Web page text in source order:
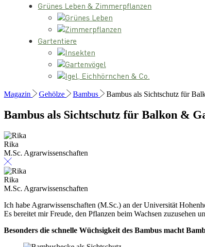
Grünes Leben & Zimmerpflanzen
Grünes Leben
Zimmerpflanzen
Gartentiere
Insekten
Gartenvögel
Igel, Eichhörnchen & Co.
Magazin Gehölze Bambus Bambus als Sichtschutz für
Bambus als Sichtschutz für Balkon &
Rika
M.Sc. Agrarwissenschaften
Rika
M.Sc. Agrarwissenschaften
Ich habe Agrarwissenschaften (M.Sc.) an der Universität
Es bereitet mir Freude, den Pflanzen beim Wachsen zuzusehen
Besonders die schnelle Wüchsigkeit des Bambus macht